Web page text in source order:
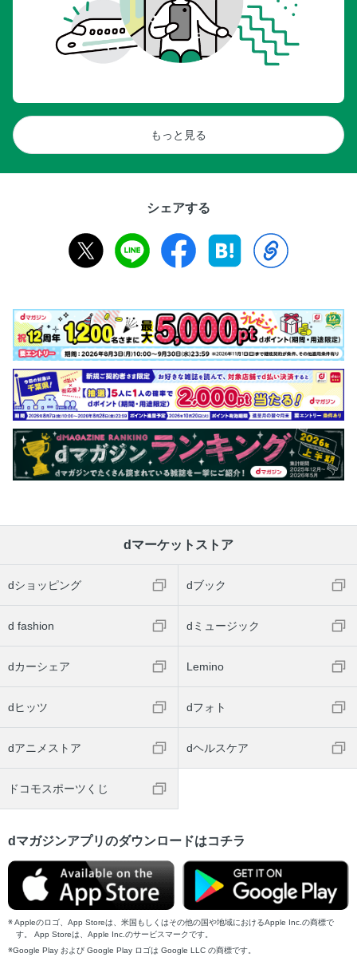
もっと見る
シェアする
dマーケットストア
dショッピング dブック
d fashion dミュージック
dカーシェア Lemino
dヒッツ dフォト
dアニメストア dヘルスケア
ドコモスポーツくじ
dマガジンアプリのダウンロードはコチラ
Appleのロゴ、App Storeは、米国もしくはその他の国や地域におけるApple Inc.の商標で
す。 App Storeは、Apple Inc.のサービスマークです。
Google Play および Google Play ロゴは Google LLC の商標です。